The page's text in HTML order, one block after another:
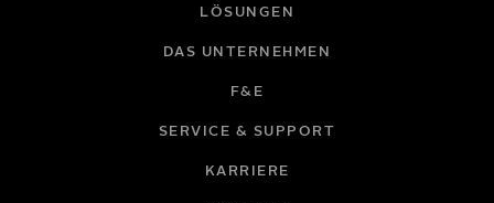
LÖSUNGEN
DAS UNTERNEHMEN
F&E
SERVICE & SUPPORT
KARRIERE